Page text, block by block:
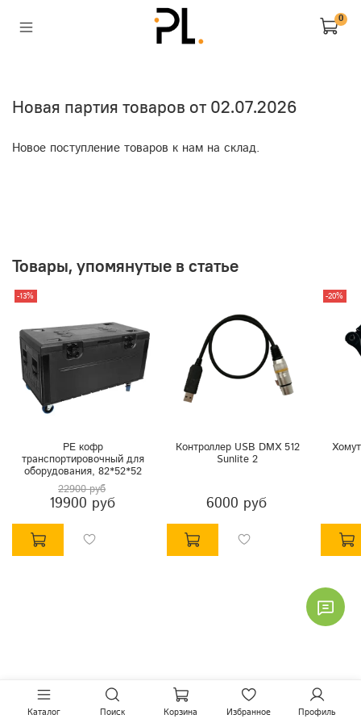
0
Новая партия товаров от 02.07.2026
Новое поступление товаров к нам на склад.
Товары, упомянутые в статье
-13%
PE кофр
транспортировочный для
оборудования, 82*52*52
22900 руб
19900 руб
Контроллер USB DMX 512
Sunlite 2
6000 руб
-20%
Каталог Поиск Корзина Избранное Профиль